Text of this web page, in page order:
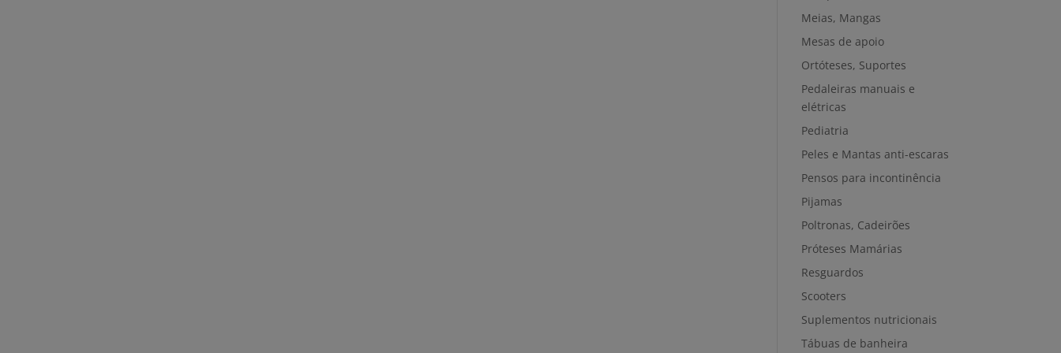
Meias, Mangas
Mesas de apoio
Ortóteses, Suportes
Pedaleiras manuais e
elétricas
Pediatria
Peles e Mantas anti-escaras
Pensos para incontinência
Pijamas
Poltronas, Cadeirões
Próteses Mamárias
Resguardos
Scooters
Suplementos nutricionais
Tábuas de banheira